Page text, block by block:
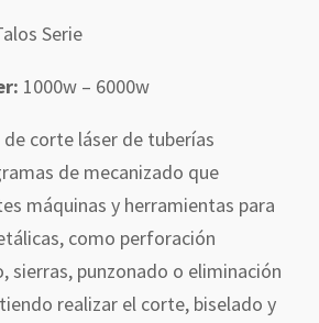
Serie
1000w – 6000w
de corte láser de tuberías
de mecanizado que
máquinas y herramientas para
como perforación
sierras, punzonado o eliminación
realizar el corte, biselado y